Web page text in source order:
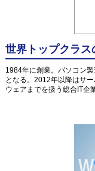
世界トップクラ
1984年に創業。パソコン
となる。2012年以降はサ
ウェアまでを扱う総合IT企